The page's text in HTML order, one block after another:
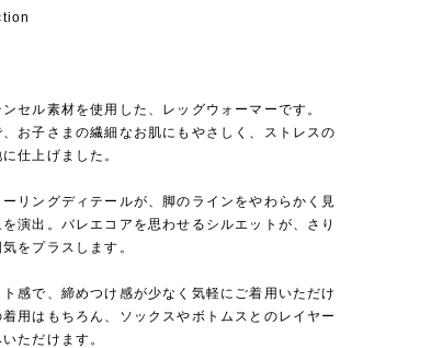
セル素材を使用した、レッグウォーマーです。
お子さまの繊細なお肌にもやさしく、ストレスの
仕上げました。
リングディテールが、脚のラインをやわらかく見
演出。バレエコアを思わせるシルエットが、さり
をプラスします。
感で、締めつけ感が少なく気軽にご着用いただけ
用はもちろん、ソックスやボトムスとのレイヤー
ただけます。